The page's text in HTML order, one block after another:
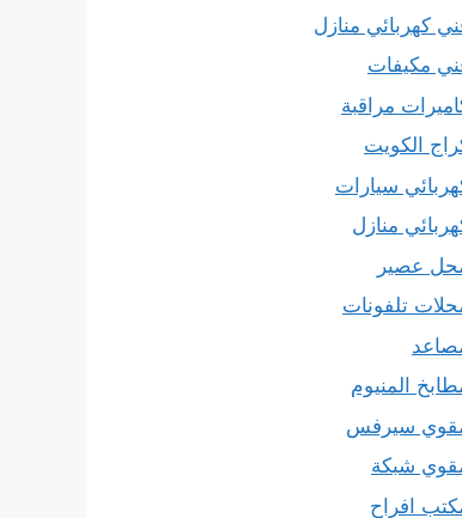
كهربائي منازل
مكيفات
مراقبة
الكويت
سيارات
منازل
عصير
تلفونات
المنيوم
سيرفس
شبكة
افراح